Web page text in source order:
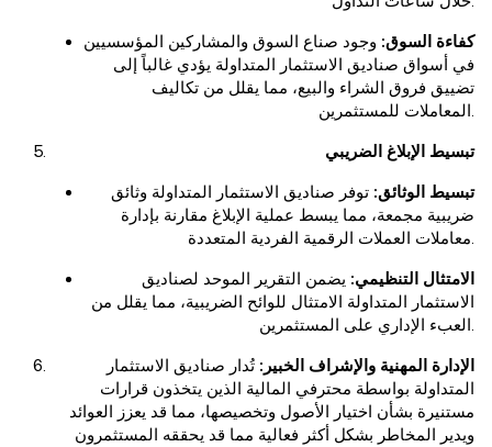
كفاءة السوق: وجود صناع السوق والمشاركين المؤسسيين
في أسواق صناديق الاستثمار المتداولة يؤدي غالباً إلى
تضييق فروق الشراء والبيع، مما يقلل من تكاليف
تبسيط الإبلاغ الضريبي
تبسيط الوثائق: توفر صناديق الاستثمار المتداولة وثائق
ضريبية مجمعة، مما يبسط عملية الإبلاغ مقارنة بإدارة
الامتثال التنظيمي: يضمن التقرير الموحد لصناديق
الاستثمار المتداولة الامتثال للوائح الضريبية، مما يقلل من
الإدارة المهنية والإشراف الخبير: تُدار صناديق الاستثمار
المتداولة بواسطة محترفي المالية الذين يتخذون قرارات
مستنيرة بشأن اختيار الأصول وتخصيصها، مما قد يعزز العوائد
ويدير المخاطر بشكل أكثر فعالية مما قد يحققه المستثمرون